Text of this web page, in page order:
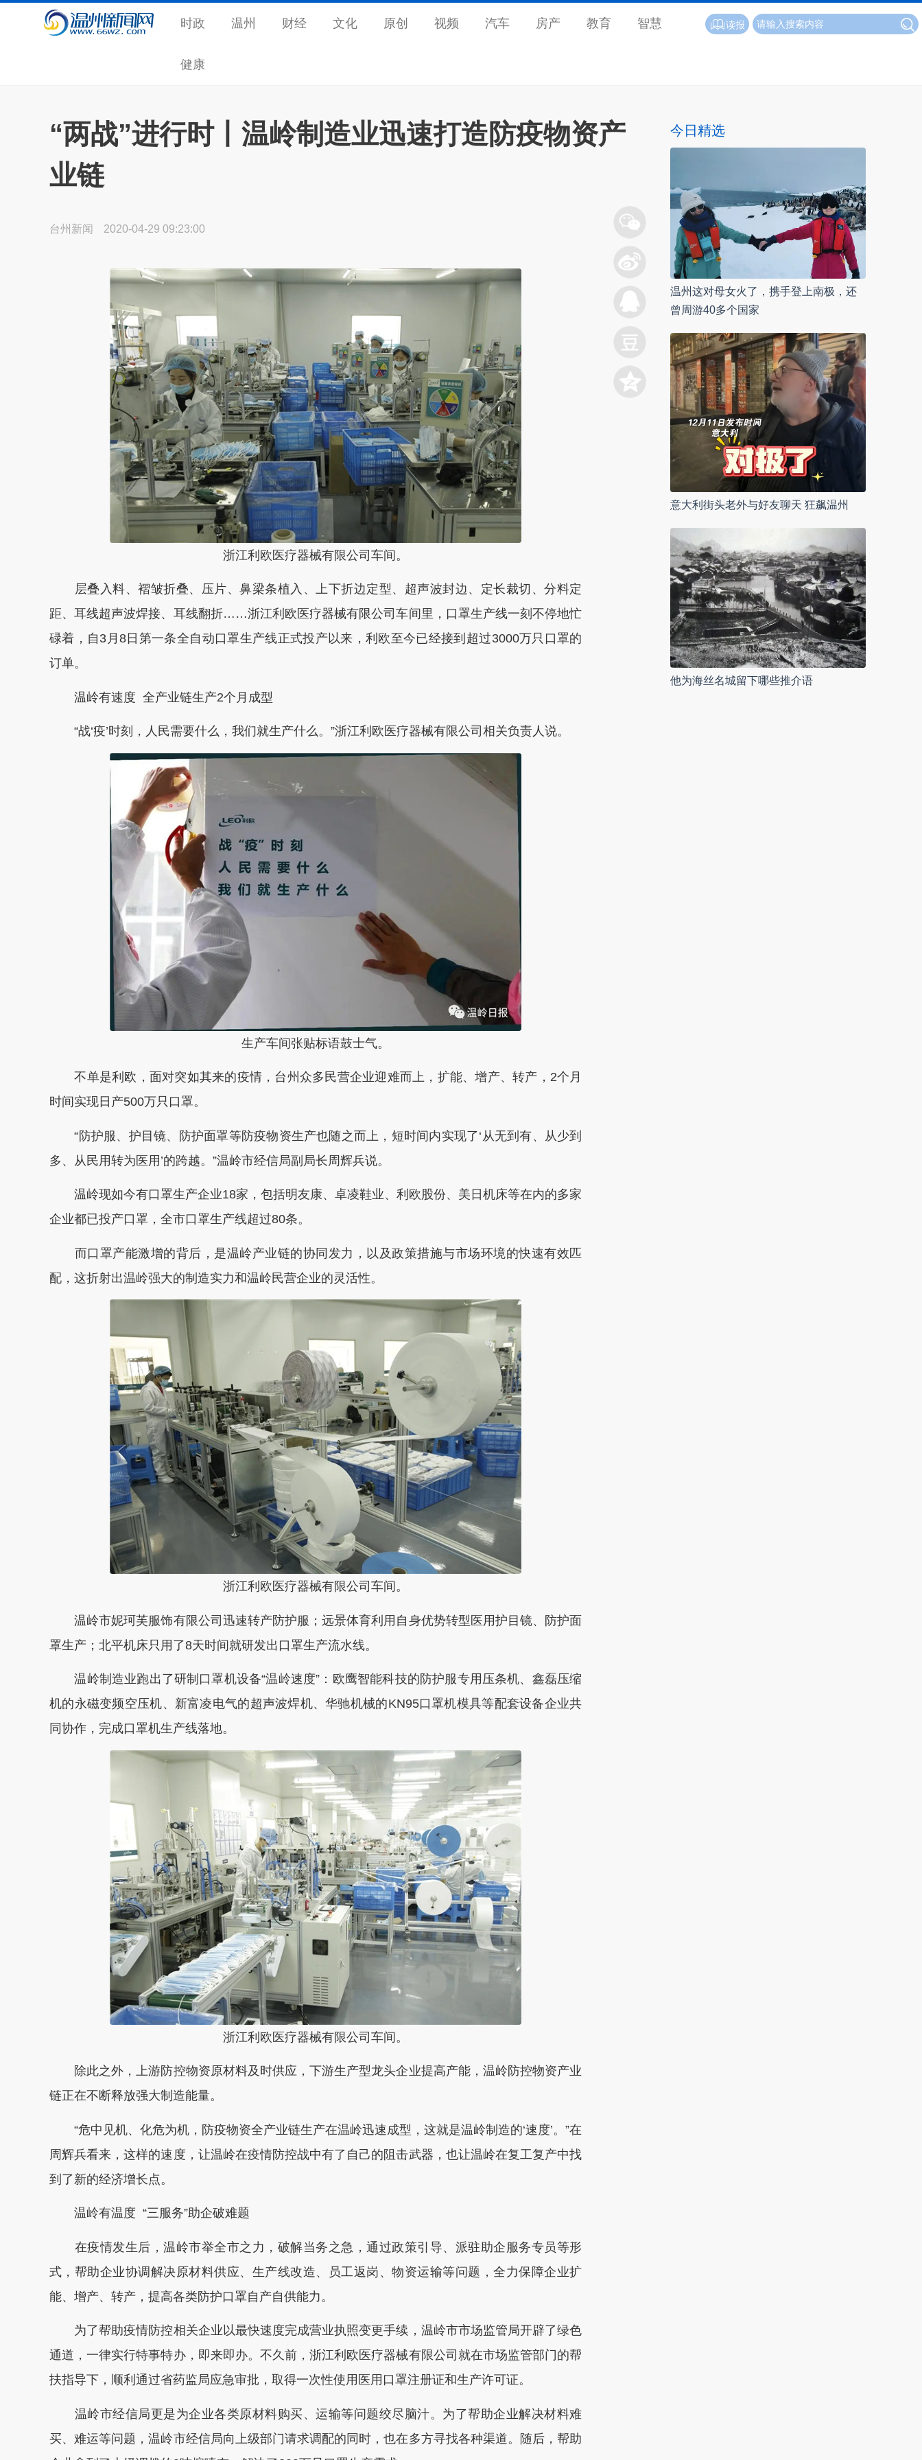
时政 温州 财经 文化 原创 视频 汽车 房产 教育 智慧
健康
读报
“两战”进行时丨温岭制造业迅速打造防疫物资产
业链
台州新闻 2020-04-29 09:23:00
浙江利欧医疗器械有限公司车间。
层叠入料、褶皱折叠、压片、鼻梁条植入、上下折边定型、超声波封边、定长裁切、分料定
距、耳线超声波焊接、耳线翻折……浙江利欧医疗器械有限公司车间里，口罩生产线一刻不停地忙
碌着，自3月8日第一条全自动口罩生产线正式投产以来，利欧至今已经接到超过3000万只口罩的
订单。
温岭有速度 全产业链生产2个月成型
“战‘疫’时刻，人民需要什么，我们就生产什么。”浙江利欧医疗器械有限公司相关负责人说。
生产车间张贴标语鼓士气。
不单是利欧，面对突如其来的疫情，台州众多民营企业迎难而上，扩能、增产、转产，2个月
时间实现日产500万只口罩。
“防护服、护目镜、防护面罩等防疫物资生产也随之而上，短时间内实现了‘从无到有、从少到
多、从民用转为医用’的跨越。”温岭市经信局副局长周辉兵说。
温岭现如今有口罩生产企业18家，包括明友康、卓凌鞋业、利欧股份、美日机床等在内的多家
企业都已投产口罩，全市口罩生产线超过80条。
而口罩产能激增的背后，是温岭产业链的协同发力，以及政策措施与市场环境的快速有效匹
配，这折射出温岭强大的制造实力和温岭民营企业的灵活性。
浙江利欧医疗器械有限公司车间。
温岭市妮珂芙服饰有限公司迅速转产防护服；远景体育利用自身优势转型医用护目镜、防护面
罩生产；北平机床只用了8天时间就研发出口罩生产流水线。
温岭制造业跑出了研制口罩机设备“温岭速度”：欧鹰智能科技的防护服专用压条机、鑫磊压缩
机的永磁变频空压机、新富凌电气的超声波焊机、华驰机械的KN95口罩机模具等配套设备企业共
同协作，完成口罩机生产线落地。
浙江利欧医疗器械有限公司车间。
除此之外，上游防控物资原材料及时供应，下游生产型龙头企业提高产能，温岭防控物资产业
链正在不断释放强大制造能量。
“危中见机、化危为机，防疫物资全产业链生产在温岭迅速成型，这就是温岭制造的‘速度’。”在
周辉兵看来，这样的速度，让温岭在疫情防控战中有了自己的阻击武器，也让温岭在复工复产中找
到了新的经济增长点。
温岭有温度 “三服务”助企破难题
在疫情发生后，温岭市举全市之力，破解当务之急，通过政策引导、派驻助企服务专员等形
式，帮助企业协调解决原材料供应、生产线改造、员工返岗、物资运输等问题，全力保障企业扩
能、增产、转产，提高各类防护口罩自产自供能力。
为了帮助疫情防控相关企业以最快速度完成营业执照变更手续，温岭市市场监管局开辟了绿色
通道，一律实行特事特办，即来即办。不久前，浙江利欧医疗器械有限公司就在市场监管部门的帮
扶指导下，顺利通过省药监局应急审批，取得一次性使用医用口罩注册证和生产许可证。
温岭市经信局更是为企业各类原材料购买、运输等问题绞尽脑汁。为了帮助企业解决材料难
买、难运等问题，温岭市经信局向上级部门请求调配的同时，也在多方寻找各种渠道。随后，帮助
今日精选
温州这对母女火了，携手登上南极，还
曾周游40多个国家
意大利街头老外与好友聊天 狂飙温州
他为海丝名城留下哪些推介语